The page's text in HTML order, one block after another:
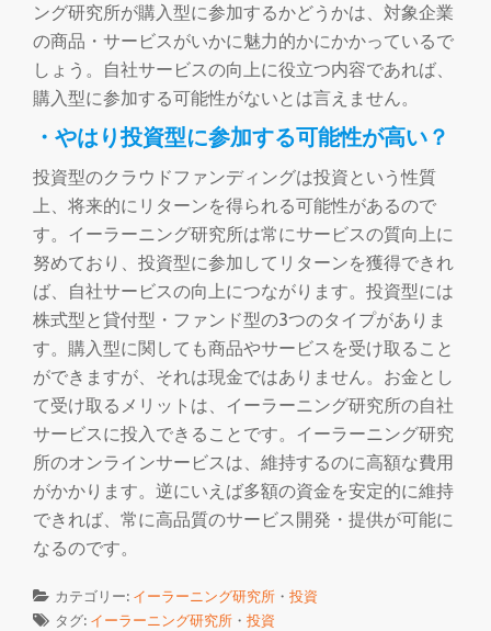
ング研究所が購入型に参加するかどうかは、対象企業
の商品・サービスがいかに魅力的かにかかっているで
しょう。自社サービスの向上に役立つ内容であれば、
購入型に参加する可能性がないとは言えません。
・やはり投資型に参加する可能性が高い？
投資型のクラウドファンディングは投資という性質
上、将来的にリターンを得られる可能性があるので
す。イーラーニング研究所は常にサービスの質向上に
努めており、投資型に参加してリターンを獲得できれ
ば、自社サービスの向上につながります。投資型には
株式型と貸付型・ファンド型の3つのタイプがありま
す。購入型に関しても商品やサービスを受け取ること
ができますが、それは現金ではありません。お金とし
て受け取るメリットは、イーラーニング研究所の自社
サービスに投入できることです。イーラーニング研究
所のオンラインサービスは、維持するのに高額な費用
がかかります。逆にいえば多額の資金を安定的に維持
できれば、常に高品質のサービス開発・提供が可能に
なるのです。
カテゴリー: イーラーニング研究所 ・ 投資
タグ: イーラーニング研究所 ・ 投資